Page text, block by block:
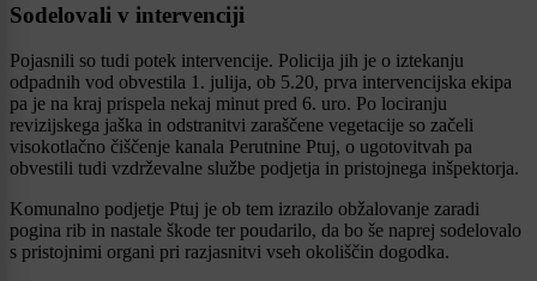
Sodelovali v intervenciji
Pojasnili so tudi potek intervencije. Policija jih je o iztekanju
odpadnih vod obvestila 1. julija, ob 5.20, prva intervencijska ekipa
pa je na kraj prispela nekaj minut pred 6. uro. Po lociranju
revizijskega jaška in odstranitvi zaraščene vegetacije so začeli
visokotlačno čiščenje kanala Perutnine Ptuj, o ugotovitvah pa
obvestili tudi vzdrževalne službe podjetja in pristojnega inšpektorja.
Komunalno podjetje Ptuj je ob tem izrazilo obžalovanje zaradi
pogina rib in nastale škode ter poudarilo, da bo še naprej sodelovalo
s pristojnimi organi pri razjasnitvi vseh okoliščin dogodka.